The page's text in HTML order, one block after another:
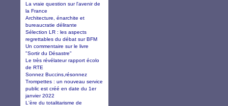
La vraie question sur l'avenir de
la France
Architecture, énarchite et
bureaucratie délirante
Sélection LR : les aspects
regrettables du débat sur BFM
Un commentaire sur le livre
"Sortir du Désastre"
Le très révélateur rapport écolo
de RTE
Sonnez Buccins,résonnez
Trompettes : un nouveau service
public est créé en date du 1er
janvier 2022
L'ère du totalitarisme de